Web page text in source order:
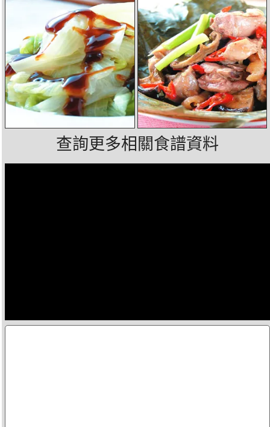
查詢更多相關食譜資料